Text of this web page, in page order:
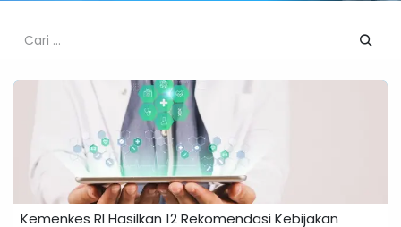
Kemenkes RI Hasilkan 12 Rekomendasi Kebijakan